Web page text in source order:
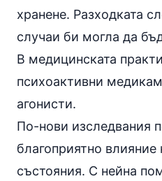
хранене. Разходката
случаи би могла да
В медицинската
психоактивни
агонисти.
По-нови изследвания
благоприятно влияние
състояния. С нейна